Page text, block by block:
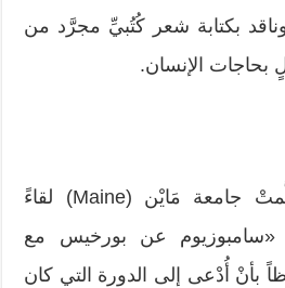
بكتابة شعر كُتُبيِّ مجرَّد من
بحاجات الإنسان.
في أبريل 1976، نظَّمتْ جامعة مَايْن (Maine) لقاءً
«سامبوزيوم عن بورخيس مع
أُدْعى إلى الدورة التي كان